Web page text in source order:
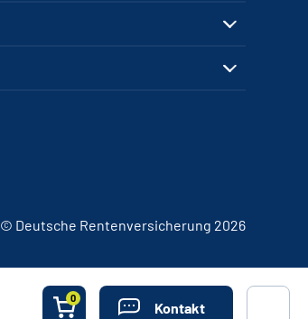
0
Kontakt
© Deutsche Rentenversicherung 2026